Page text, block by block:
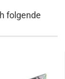
folgende